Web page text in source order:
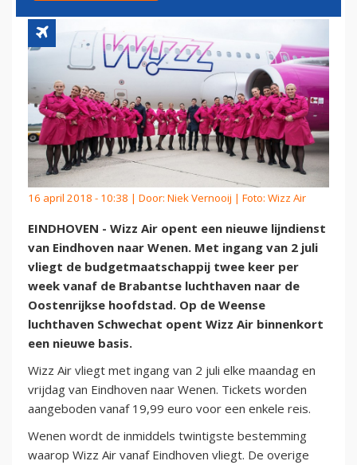
16 april 2018 - 10:38 | Door: Niek Vernooij | Foto: Wizz Air
EINDHOVEN - Wizz Air opent een nieuwe lijndienst
van Eindhoven naar Wenen. Met ingang van 2 juli
vliegt de budgetmaatschappij twee keer per
week vanaf de Brabantse luchthaven naar de
Oostenrijkse hoofdstad. Op de Weense
luchthaven Schwechat opent Wizz Air binnenkort
een nieuwe basis.
Wizz Air vliegt met ingang van 2 juli elke maandag en
vrijdag van Eindhoven naar Wenen. Tickets worden
aangeboden vanaf 19,99 euro voor een enkele reis.
Wenen wordt de inmiddels twintigste bestemming
waarop Wizz Air vanaf Eindhoven vliegt. De overige